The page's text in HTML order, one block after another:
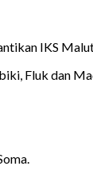
IKS
Fluk dan